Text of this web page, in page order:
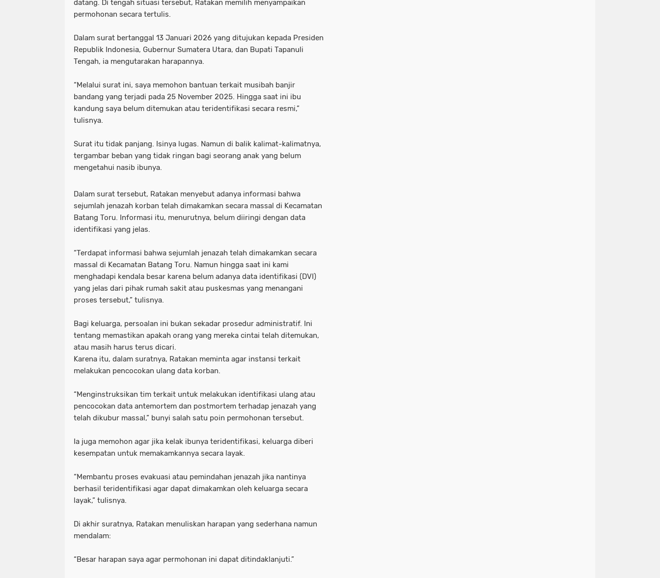
datang. Di tengah situasi tersebut, Ratakan memilih menyampaikan
permohonan secara tertulis.
Dalam surat bertanggal 13 Januari 2026 yang ditujukan kepada Presiden
Republik Indonesia, Gubernur Sumatera Utara, dan Bupati Tapanuli
Tengah, ia mengutarakan harapannya.
“Melalui surat ini, saya memohon bantuan terkait musibah banjir
bandang yang terjadi pada 25 November 2025. Hingga saat ini ibu
kandung saya belum ditemukan atau teridentifikasi secara resmi,”
tulisnya.
Surat itu tidak panjang. Isinya lugas. Namun di balik kalimat-kalimatnya,
tergambar beban yang tidak ringan bagi seorang anak yang belum
mengetahui nasib ibunya.
Dalam surat tersebut, Ratakan menyebut adanya informasi bahwa
sejumlah jenazah korban telah dimakamkan secara massal di Kecamatan
Batang Toru. Informasi itu, menurutnya, belum diiringi dengan data
identifikasi yang jelas.
“Terdapat informasi bahwa sejumlah jenazah telah dimakamkan secara
massal di Kecamatan Batang Toru. Namun hingga saat ini kami
menghadapi kendala besar karena belum adanya data identifikasi (DVI)
yang jelas dari pihak rumah sakit atau puskesmas yang menangani
proses tersebut,” tulisnya.
Bagi keluarga, persoalan ini bukan sekadar prosedur administratif. Ini
tentang memastikan apakah orang yang mereka cintai telah ditemukan,
atau masih harus terus dicari.
Karena itu, dalam suratnya, Ratakan meminta agar instansi terkait
melakukan pencocokan ulang data korban.
“Menginstruksikan tim terkait untuk melakukan identifikasi ulang atau
pencocokan data antemortem dan postmortem terhadap jenazah yang
telah dikubur massal,” bunyi salah satu poin permohonan tersebut.
Ia juga memohon agar jika kelak ibunya teridentifikasi, keluarga diberi
kesempatan untuk memakamkannya secara layak.
“Membantu proses evakuasi atau pemindahan jenazah jika nantinya
berhasil teridentifikasi agar dapat dimakamkan oleh keluarga secara
layak,” tulisnya.
Di akhir suratnya, Ratakan menuliskan harapan yang sederhana namun
mendalam:
“Besar harapan saya agar permohonan ini dapat ditindaklanjuti.”